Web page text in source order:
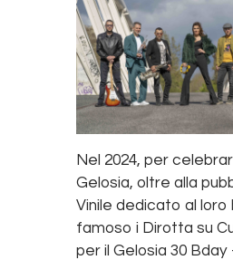
Nel 2024, per
Gelosia, oltre alla
Vinile dedicato al loro
famoso i Dirotta su
per il Gelosia 30 Bday